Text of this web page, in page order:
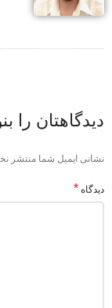
دیدگاهتان را
نشانی ایمیل شما منتشر
دیدگاه *